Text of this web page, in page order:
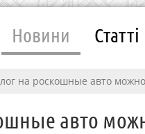
Новини Статті
на роскошные авто
авто